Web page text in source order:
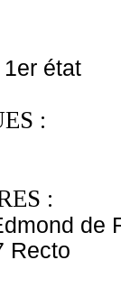
état
:
:
de
Recto